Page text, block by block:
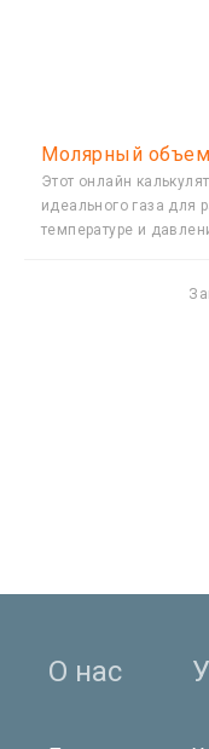
Молярный объем
Этот онлайн
идеального газа для
температуре и
О нас